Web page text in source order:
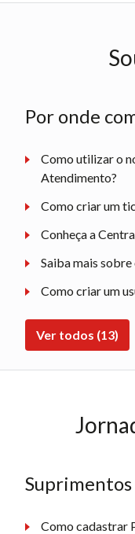
Por onde
Como utilizar o
Atendimento?
Como criar um
Conheça a
Saiba mais sobre
Como criar um
Ver todos (13)
Suprimentos
Como cadastrar